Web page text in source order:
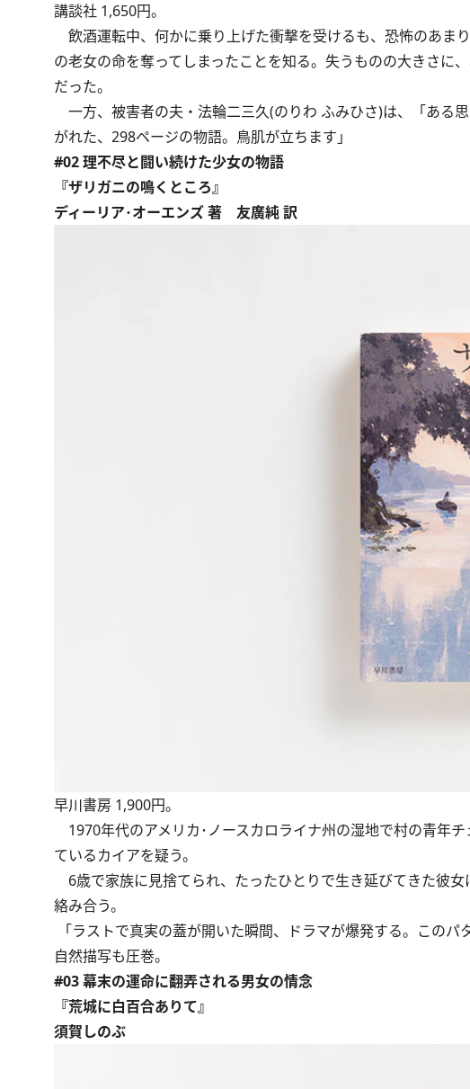
講談社 1,650円。
飲酒運転中、何かに乗り上げた衝撃を受けるも、恐怖のあま
の老女の命を奪ってしまったことを知る。失うものの大きさに
だった。
一方、被害者の夫・法輪二三久(のりわ ふみひさ)は、「ある
がれた、298ページの物語。鳥肌が立ちます」
#02 理不尽と闘い続けた少女の物語
『ザリガニの鳴くところ』
ディーリア･オーエンズ 著 友廣純 訳
早川書房 1,900円。
1970年代のアメリカ･ノースカロライナ州の湿地で村の青年
ているカイアを疑う。
6歳で家族に見捨てられ、たったひとりで生き延びてきた彼
絡み合う。
「ラストで真実の蓋が開いた瞬間、ドラマが爆発する。この
自然描写も圧巻。
#03 幕末の運命に翻弄される男女の情念
『荒城に白百合ありて』
須賀しのぶ